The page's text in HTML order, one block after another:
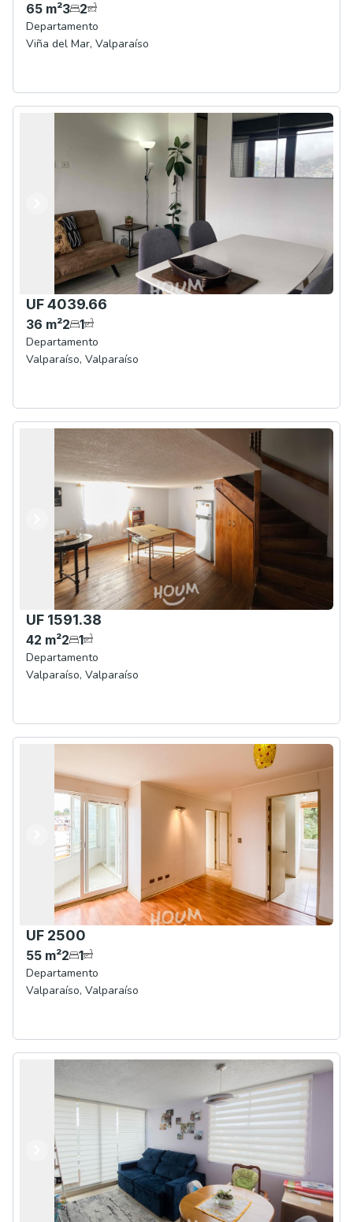
65 m²3 2
Departamento
Viña del Mar, Valparaíso
Anterior
Siguiente
UF 4039.66
36 m²2 1
Departamento
Valparaíso, Valparaíso
Anterior
Siguiente
UF 1591.38
42 m²2 1
Departamento
Valparaíso, Valparaíso
Anterior
Siguiente
UF 2500
55 m²2 1
Departamento
Valparaíso, Valparaíso
Anterior
Siguiente